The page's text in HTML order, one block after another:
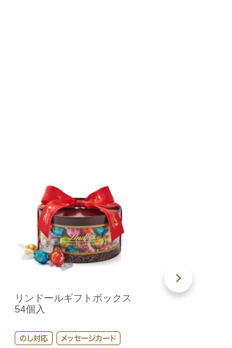
リンドールギフトボックス
54個入
リンドール